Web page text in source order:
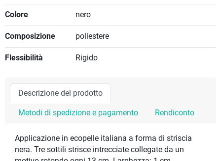
Colore nero
Composizione poliestere
Flessibilità Rigido
Descrizione del prodotto
Metodi di spedizione e pagamento Rendiconto
Applicazione in ecopelle italiana a forma di striscia
nera. Tre sottili strisce intrecciate collegate da un